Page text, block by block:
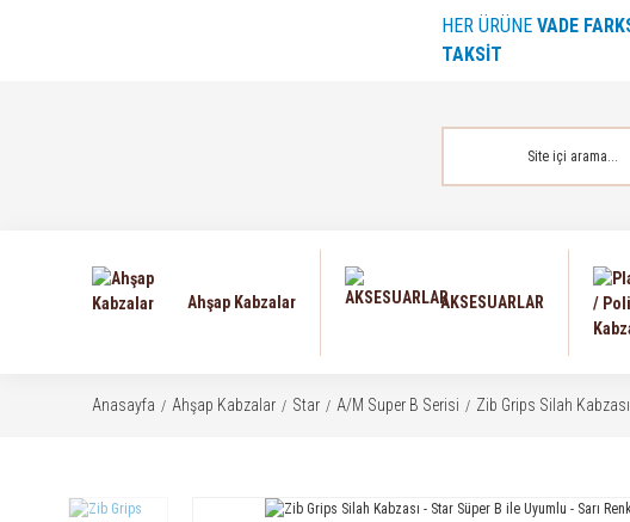
HER ÜRÜNE VADE
TAKSİT
Ahşap Kabzalar AKSESUARLAR
Anasayfa Ahşap Kabzalar Star A/M Super B Serisi Zib Grips Silah